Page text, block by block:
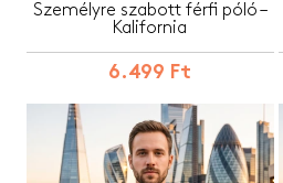
Személyre szabott férfi póló –
Kalifornia
6.499 Ft